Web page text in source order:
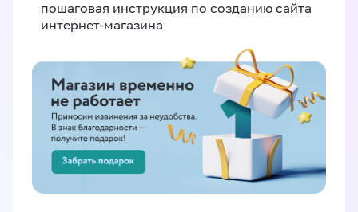
пошаговая инструкция по созданию сайта
интернет-магазина